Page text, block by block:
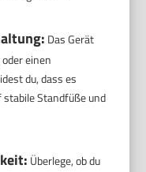
Das Gerät
einen
du, dass es
Standfüße und
Überlege, ob du